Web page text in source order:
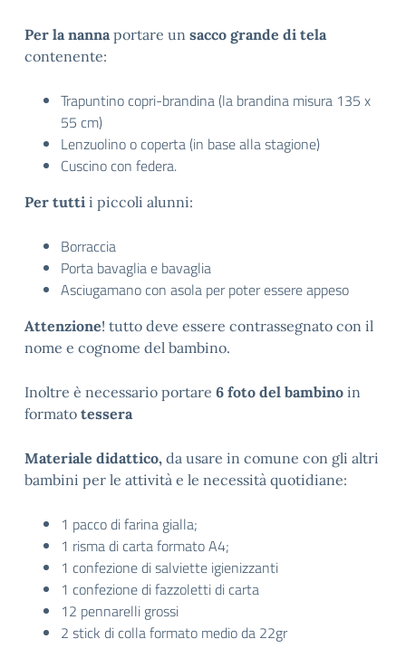
Per la nannaportare un sacco grande di tela
contenente:
Trapuntino copri-brandina (la brandina misura 135 x
55 cm)
Lenzuolino o coperta (in base alla stagione)
Cuscino con federa.
Per tutti i piccoli alunni:
Borraccia
Porta bavaglia e bavaglia
Asciugamano con asola per poter essere appeso
Attenzione! tutto deve essere contrassegnato con il
nome e cognome del bambino.
Inoltre è necessario portare 6 foto del bambino in
formato tessera
Materiale didattico, da usare in comune con gli altri
bambini per le attività e le necessità quotidiane:
1 pacco di farina gialla;
1 risma di carta formato A4;
1 confezione di salviette igienizzanti
1 confezione di fazzoletti di carta
12 pennarelli grossi
2 stick di colla formato medio da 22gr